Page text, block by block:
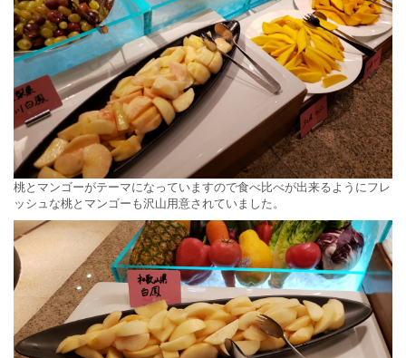
桃とマンゴーがテーマになっていますので食べ比べが出来るようにフレ
ッシュな桃とマンゴーも沢山用意されていました。